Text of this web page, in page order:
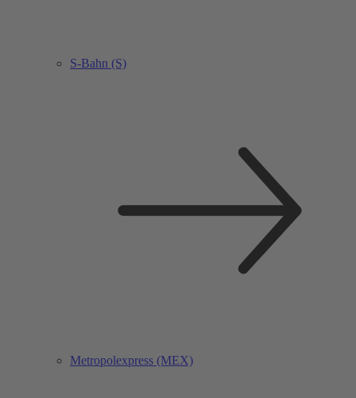
S-Bahn (S)
Metropolexpress (MEX)